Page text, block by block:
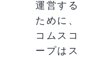
運営する
ために、
コムスコ
ープはス
る。
4,000人
の学生 が
接続する